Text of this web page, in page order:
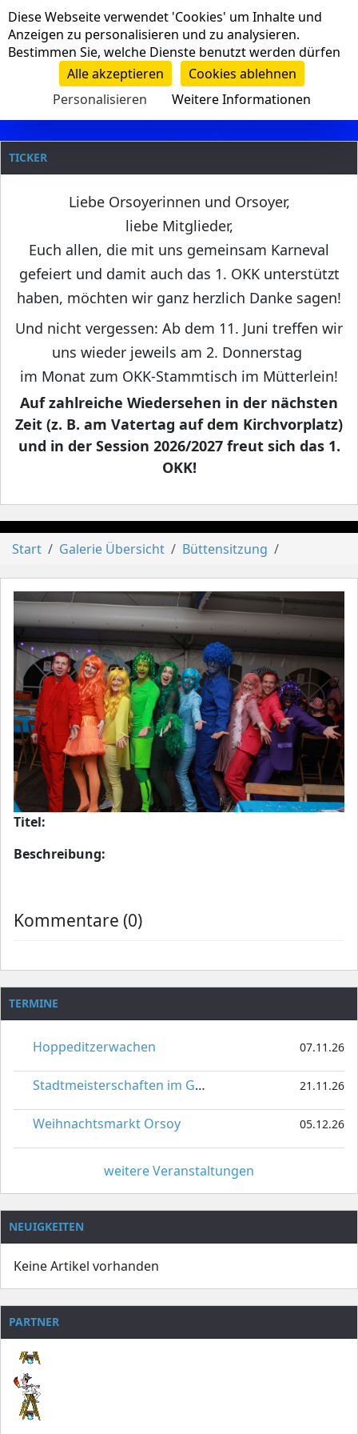
Navigation
Clanname
TICKER
Liebe Orsoyerinnen und Orsoyer,
liebe Mitglieder,
Euch allen, die mit uns gemeinsam Karneval
gefeiert und damit auch das 1. OKK unterstützt
haben, möchten wir ganz herzlich Danke sagen!
Und nicht vergessen: Ab dem 11. Juni treffen wir
uns wieder jeweils am 2. Donnerstag
im Monat zum OKK-Stammtisch im Mütterlein!
Auf zahlreiche Wiedersehen in der nächsten
Zeit (z. B. am Vatertag auf dem Kirchvorplatz)
und in der Session 2026/2027 freut sich das 1.
OKK!
Start Galerie Übersicht Büttensitzung
Titel:
Beschreibung:
Kommentare (0)
TERMINE
Hoppeditzerwachen 07.11.26
Stadtmeisterschaften im Gardetanz 21.11.26
Weihnachtsmarkt Orsoy 05.12.26
weitere Veranstaltungen
NEUIGKEITEN
Keine Artikel vorhanden
PARTNER
Cookie-Einstellungen
Diese Webseite verwendet 'Cookies' um Inhalte und
Anzeigen zu personalisieren und zu analysieren.
Bestimmen Sie, welche Dienste benutzt werden dürfen
Alle akzeptieren
Cookies ablehnen
Personalisieren
Weitere Informationen